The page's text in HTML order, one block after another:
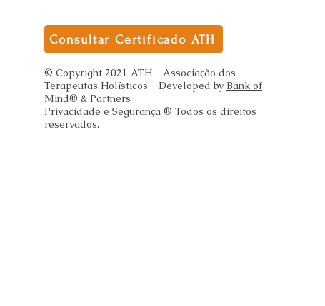
Consultar Certificado ATH
© Copyright 2021 ATH - Associação dos
Terapeutas Holísticos - Developed by Bank of
Mind® & Partners
Privacidade e Segurança ® Todos os direitos
reservados.